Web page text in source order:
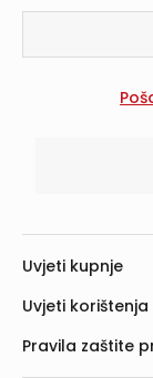
Uvjeti kupnje
Uvjeti korištenja
Pravila zaštite